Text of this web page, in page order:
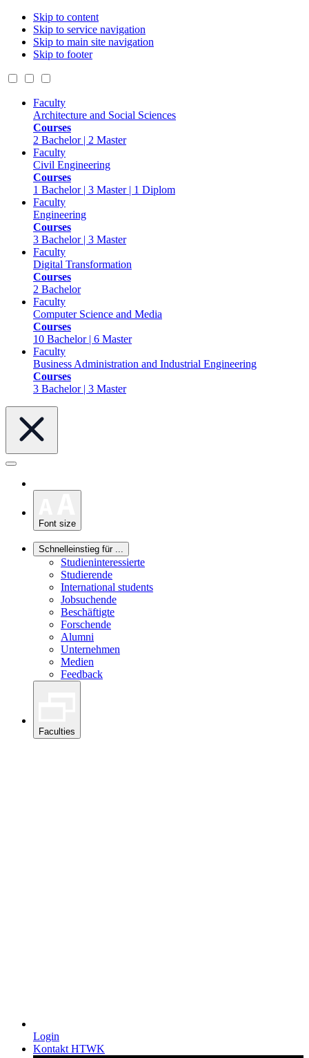
Skip to content
Skip to service navigation
Skip to main site navigation
Skip to footer
Faculty
Architecture and Social Sciences
Courses
2 Bachelor | 2 Master
Faculty
Civil Engineering
Courses
1 Bachelor | 3 Master | 1 Diplom
Faculty
Engineering
Courses
3 Bachelor | 3 Master
Faculty
Digital Transformation
Courses
2 Bachelor
Faculty
Computer Science and Media
Courses
10 Bachelor | 6 Master
Faculty
Business Administration and Industrial Engineering
Courses
3 Bachelor | 3 Master
Font size
Schnelleinstieg für ...
Studieninteressierte
Studierende
International students
Jobsuchende
Beschäftigte
Forschende
Alumni
Unternehmen
Medien
Feedback
Faculties
Login
Kontakt HTWK